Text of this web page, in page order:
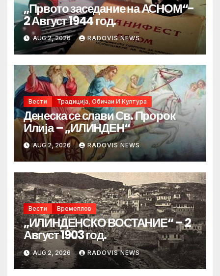
„Првото заседание на АСНОМ“-
2 Август 1944 год.
AUG 2, 2026 RADOVIS NEWS
Вести Традиција, Обичаи И Култура
Денеска се слави Св. Пророк
Илија – „ИЛИНДЕН“
AUG 2, 2026 RADOVIS NEWS
Вести Времеплов
„ИЛИНДЕНСКО ВОСТАНИЕ“ – 2
Август 1903 год.
AUG 2, 2026 RADOVIS NEWS